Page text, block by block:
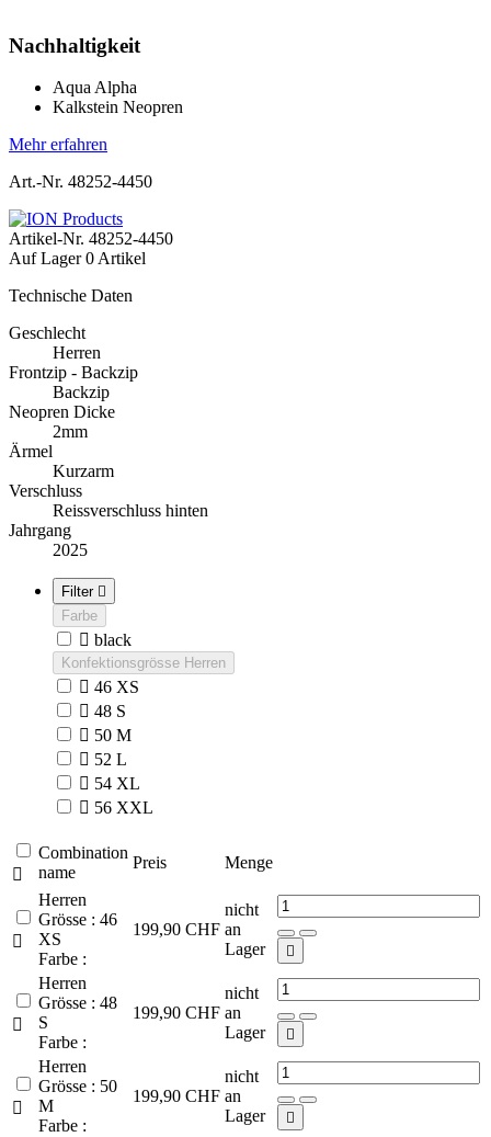
Nachhaltigkeit
Aqua Alpha
Kalkstein Neopren
Mehr erfahren
Art.-Nr. 48252-4450
Artikel-Nr. 48252-4450
Auf Lager 0 Artikel
Technische Daten
Geschlecht
Herren
Frontzip - Backzip
Backzip
Neopren Dicke
2mm
Ärmel
Kurzarm
Verschluss
Reissverschluss hinten
Jahrgang
2025
Filter 
Farbe
 black
Konfektionsgrösse Herren
 46 XS
 48 S
 50 M
 52 L
 54 XL
 56 XXL

Combination
name
Preis Menge

Herren
Grösse : 46
XS
Farbe :
199,90 CHF
nicht
an
Lager


Herren
Grösse : 48
S
Farbe :
199,90 CHF
nicht
an
Lager


Herren
Grösse : 50
M
Farbe :
199,90 CHF
nicht
an
Lager
